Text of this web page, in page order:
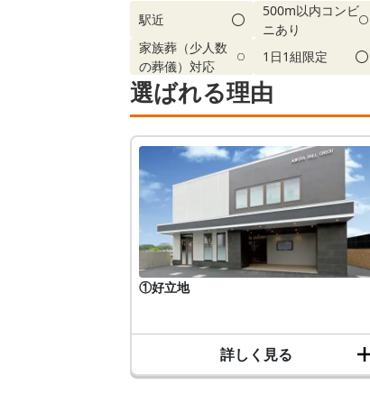
駅近
500m以内コンビ
ニあり
家族葬（少人数
の葬儀）対応
1日1組限定
選ばれる理由
①好立地
詳しく見る